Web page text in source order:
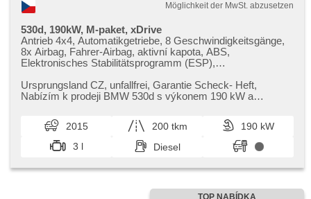
Möglichkeit der MwSt. abzusetzen
530d, 190kW, M-paket, xDrive
Antrieb 4x4, Automatikgetriebe, 8 Geschwindigkeitsgänge,
8x Airbag, Fahrer-Airbag, aktivní kapota, ABS,
Elektronisches Stabilitätsprogramm (ESP),
asistent rozjezdu do kopce (HSA), ukazatel rychlostního
limitu (SLIF), Servolenkung, Klimaautomatik, Standheizung,
automatické přepínání dálkových světel, erfüllt 'EURO VI',
Bordcomputer, volba jízdního režimu, elektronická ruční
brzda, head-up display, parkovací senzory přední,
parkovací senzory zadní, Fahrkamera, bezklíčové
Lenkrad einstellbar, Multifunktionslenkrad, řazení pádly pod
Bluetooth, El. Deckel des Kofferraums, El. Seitenscheiben,
Ursprungsland CZ,​ unfallfrei,​ Garantie Scheck​- Heft,​
Nabízím k prodeji BMW 530d s výkonem 190 kW a
2015 200 tkm
190 kW
3 l
Diesel
TOP NABÍDKA